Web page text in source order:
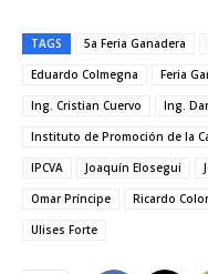
TAGS 5a Feria Ganadera
Eduardo Colmegna
Feria
Ing. Cristian Cuervo
Ing.
Instituto de Promoción de la
IPCVA
Joaquín Elosegui
Omar Príncipe
Ricardo
Ulises Forte